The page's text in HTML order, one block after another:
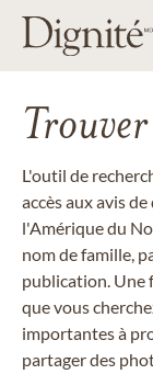
Trouver
L'outil de
accès aux avis
l'Amérique du
nom de famille,
publication. Une
que vous
importantes à
partager des